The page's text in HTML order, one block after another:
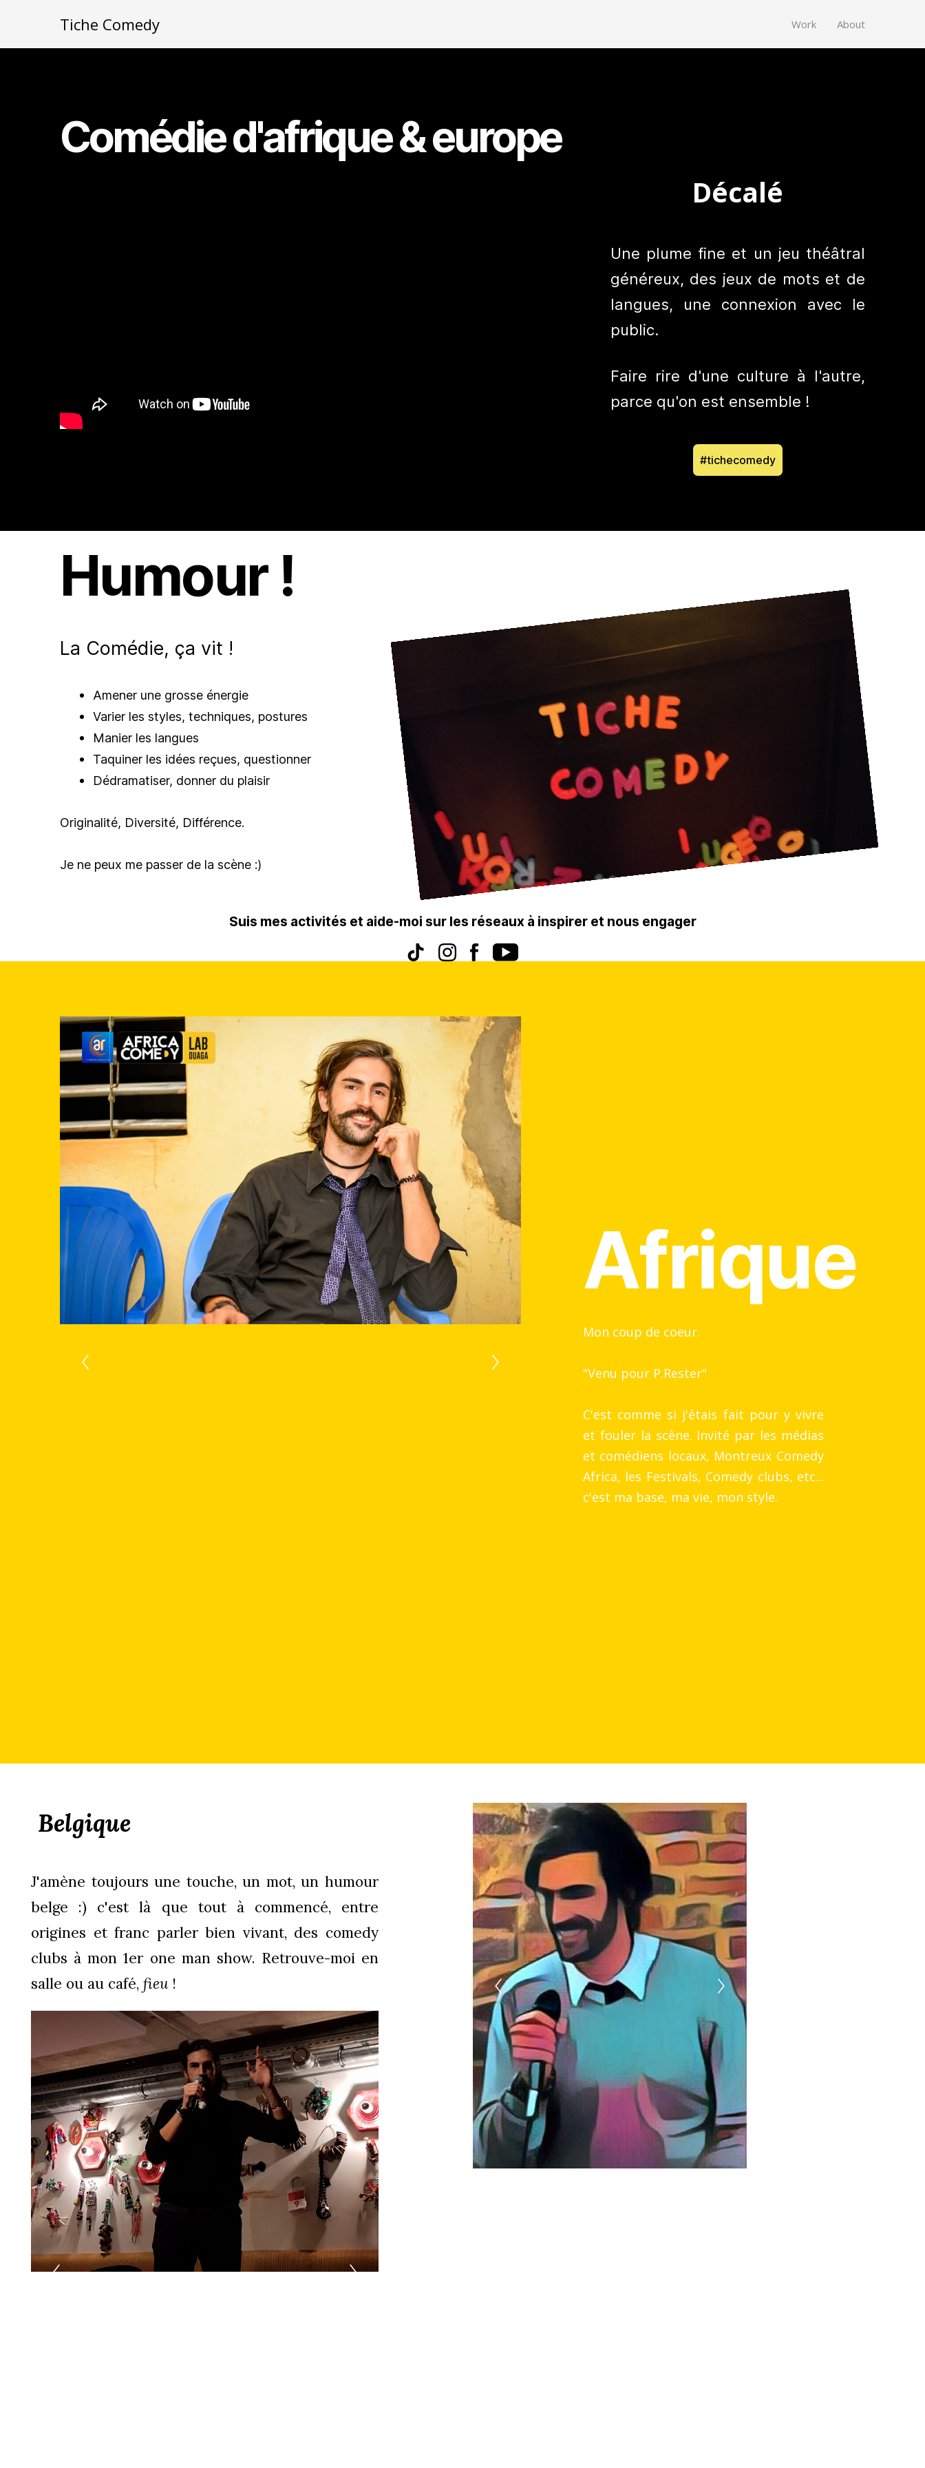
Tiche Comedy Work About
Comédie d'afrique & europe
Décalé
Une plume fine et un jeu théâtral
généreux, des jeux de mots et de
langues, une connexion avec le
public.
Faire rire d'une culture à l'autre,
parce qu'on est ensemble !
#tichecomedy
Humour !
La Comédie, ça vit !
Amener une grosse énergie
Varier les styles, techniques, postures
Manier les langues
Taquiner les idées reçues, questionner
Dédramatiser, donner du plaisir
Originalité, Diversité, Différence.
Je ne peux me passer de la scène :)
Suis mes activités et aide-moi sur les réseaux à inspirer et nous engager
Afrique
Mon coup de coeur.
"Venu pour P.Rester"
C'est comme si j'étais fait pour y vivre
et fouler la scène. Invité par les médias
et comédiens locaux, Montreux Comedy
Africa, les Festivals, Comedy clubs, etc...
c'est ma base, ma vie, mon style.
Belgique
J'amène toujours une touche, un mot, un humour
belge :) c'est là que tout à commencé, entre
origines et franc parler bien vivant, des comedy
clubs à mon 1er one man show. Retrouve-moi en
salle ou au café, fieu!